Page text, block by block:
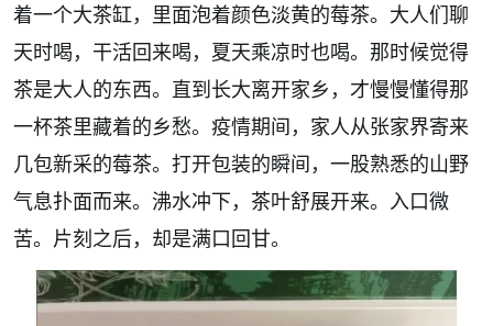
着一个大茶缸，里面泡着颜色淡黄的莓茶。大人们聊
天时喝，干活回来喝，夏天乘凉时也喝。那时候觉得
茶是大人的东西。直到长大离开家乡，才慢慢懂得那
一杯茶里藏着的乡愁。疫情期间，家人从张家界寄来
几包新采的莓茶。打开包装的瞬间，一股熟悉的山野
气息扑面而来。沸水冲下，茶叶舒展开来。入口微
苦。片刻之后，却是满口回甘。